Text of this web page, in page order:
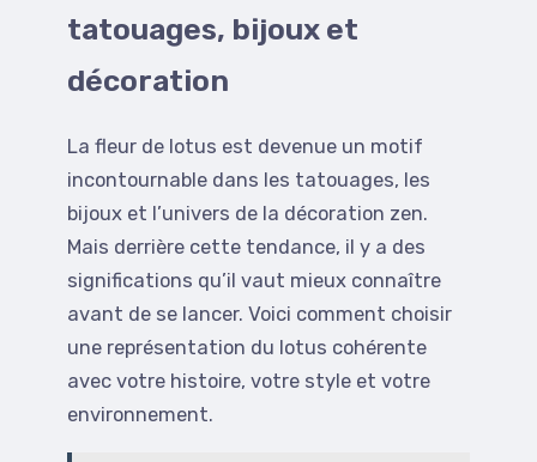
tatouages, bijoux et
décoration
La fleur de lotus est devenue un motif
incontournable dans les tatouages, les
bijoux et l’univers de la décoration zen.
Mais derrière cette tendance, il y a des
significations qu’il vaut mieux connaître
avant de se lancer. Voici comment choisir
une représentation du lotus cohérente
avec votre histoire, votre style et votre
environnement.